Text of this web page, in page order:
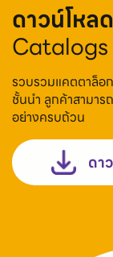
ดาวน์โหล
รวบรวมแคตตาล็อ
ชั้นนำ ลูกค้าสามาร
อย่างครบถ้วน
ดา